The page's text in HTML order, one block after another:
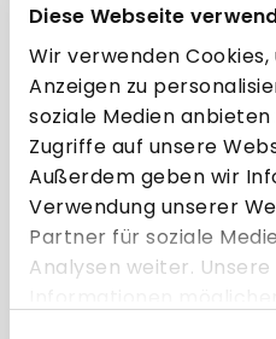
Diese Webseite
Wir verwenden
Anzeigen zu
soziale Medien
Zugriffe auf unsere
Außerdem geben wir
Verwendung unserer
Partner für soziale
Analysen weiter.
Kassenrolle
57 mm 30 m
60g/m²